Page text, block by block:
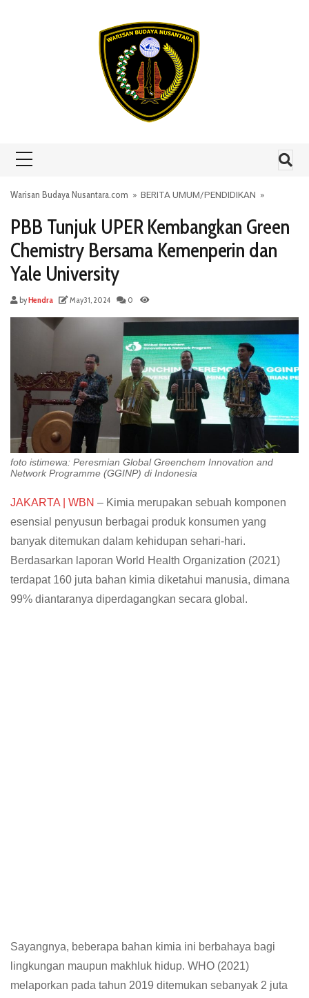
Warisan Budaya Nusantara.com » BERITA UMUM/PENDIDIKAN »
PBB Tunjuk UPER Kembangkan Green
Chemistry Bersama Kemenperin dan
Yale University
byHendra May 31, 2024 0
foto istimewa: Peresmian Global Greenchem Innovation and
Network Programme (GGINP) di Indonesia
JAKARTA | WBN – Kimia merupakan sebuah komponen
esensial penyusun berbagai produk konsumen yang
banyak ditemukan dalam kehidupan sehari-hari.
Berdasarkan laporan World Health Organization (2021)
terdapat 160 juta bahan kimia diketahui manusia, dimana
99% diantaranya diperdagangkan secara global.
Sayangnya, beberapa bahan kimia ini berbahaya bagi
lingkungan maupun makhluk hidup. WHO (2021)
melaporkan pada tahun 2019 ditemukan sebanyak 2 juta